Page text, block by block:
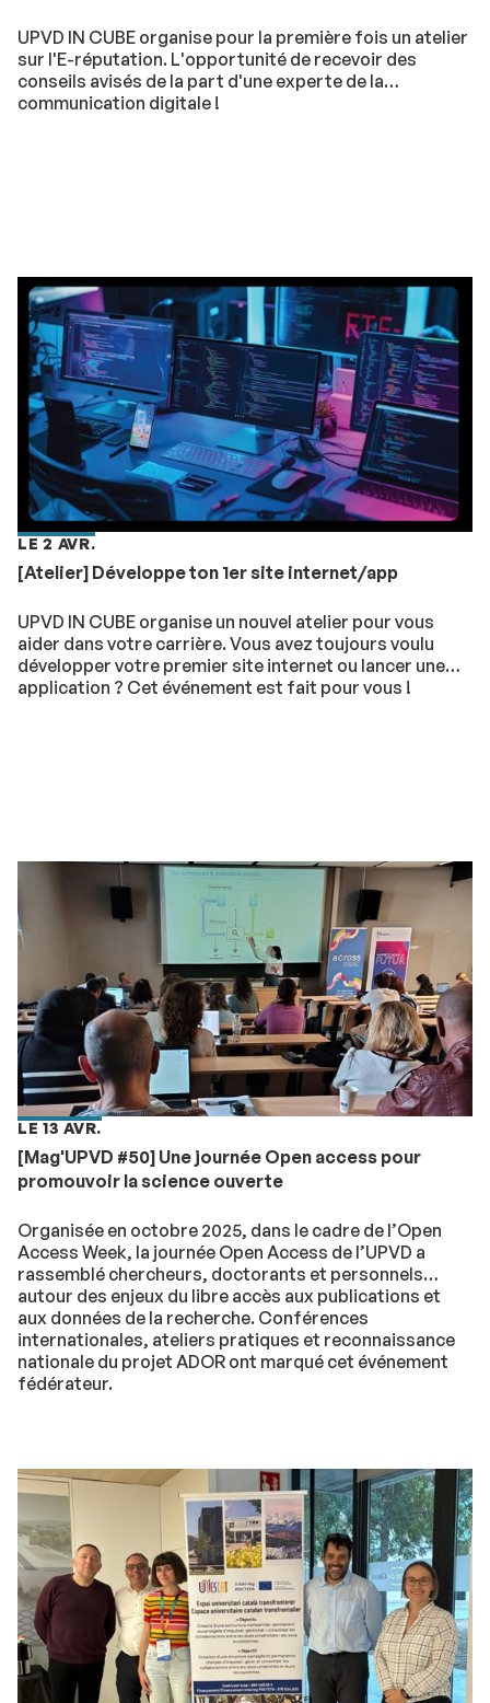
UPVD IN CUBE organise pour la première fois un atelier
sur l'E-réputation. L'opportunité de recevoir des
conseils avisés de la part d'une experte de la
communication digitale !
LE 2 AVR.
[Atelier] Développe ton 1er site internet/app
UPVD IN CUBE organise un nouvel atelier pour vous
aider dans votre carrière. Vous avez toujours voulu
développer votre premier site internet ou lancer une
application ? Cet événement est fait pour vous !
LE 13 AVR.
[Mag'UPVD #50] Une journée Open access pour
promouvoir la science ouverte
Organisée en octobre 2025, dans le cadre de l’Open
Access Week, la journée Open Access de l’UPVD a
rassemblé chercheurs, doctorants et personnels
autour des enjeux du libre accès aux publications et
aux données de la recherche. Conférences
internationales, ateliers pratiques et reconnaissance
nationale du projet ADOR ont marqué cet événement
fédérateur.